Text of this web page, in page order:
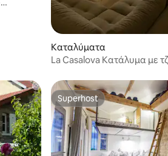
Καταλύματα
La Casalova Κατάλυμα με
Superhost
Superhost